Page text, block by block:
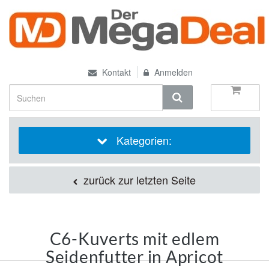
Kontakt Anmelden
Kategorien:
zurück zur letzten Seite
C6-Kuverts mit edlem
Seidenfutter in Apricot